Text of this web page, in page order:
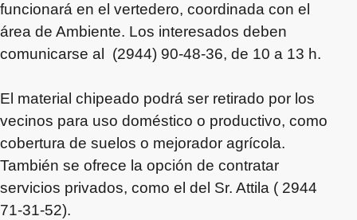
funcionará en el vertedero, coordinada con el
área de Ambiente. Los interesados deben
comunicarse al (2944) 90-48-36, de 10 a 13 h.
El material chipeado podrá ser retirado por los
vecinos para uso doméstico o productivo, como
cobertura de suelos o mejorador agrícola.
También se ofrece la opción de contratar
servicios privados, como el del Sr. Attila ( 2944
71-31-52).